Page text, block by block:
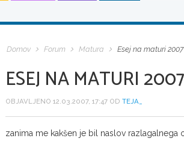
Domov Forum Matura Esej na maturi 2007
ESEJ NA MATURI 2007
OBJAVLJENO 12.03.2007, 17:47 OD TEJA_
zanima me kakšen je bil naslov razlagalnega